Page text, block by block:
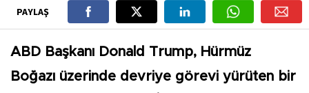
PAYLAŞ
ABD Başkanı Donald Trump, Hürmüz
Boğazı üzerinde devriye görevi yürüten bir